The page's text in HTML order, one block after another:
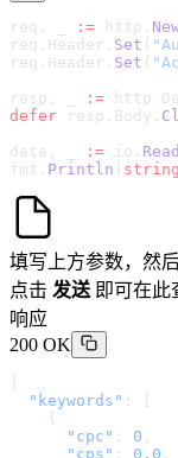
req, _ := http.
req.Header. Set (
req.Header. Set (
resp, _
:=
defer resp.Body.
data, _
:= io.
fmt. Println ( string
填写上方参数，然
点击 发送 即可在此
响应
200 OK
{
  "keywords"
: [
    {
      "cpc"
: 0 ,
      "cps"
: 0.0 ,